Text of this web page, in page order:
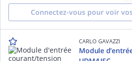
Connectez-vous pour voir
CARLO GAVAZZI
Module